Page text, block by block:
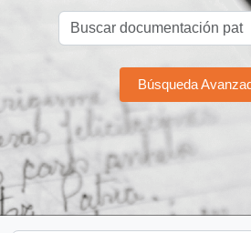
Búsqueda